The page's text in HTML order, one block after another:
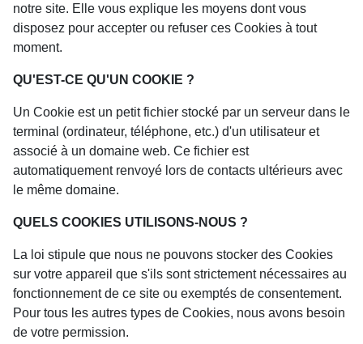
notre site. Elle vous explique les moyens dont vous
disposez pour accepter ou refuser ces Cookies à tout
moment.
QU'EST-CE QU'UN COOKIE ?
Un Cookie est un petit fichier stocké par un serveur dans le
terminal (ordinateur, téléphone, etc.) d'un utilisateur et
associé à un domaine web. Ce fichier est
automatiquement renvoyé lors de contacts ultérieurs avec
le même domaine.
QUELS COOKIES UTILISONS-NOUS ?
La loi stipule que nous ne pouvons stocker des Cookies
sur votre appareil que s'ils sont strictement nécessaires au
fonctionnement de ce site ou exemptés de consentement.
Pour tous les autres types de Cookies, nous avons besoin
de votre permission.